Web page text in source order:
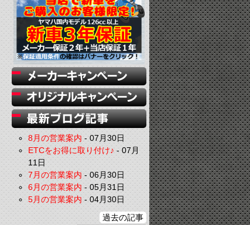
8月の営業案内-07月30日
ETCをお得に取り付け♪-07月
11日
7月の営業案内-06月30日
6月の営業案内-05月31日
5月の営業案内-04月30日
過去の記事